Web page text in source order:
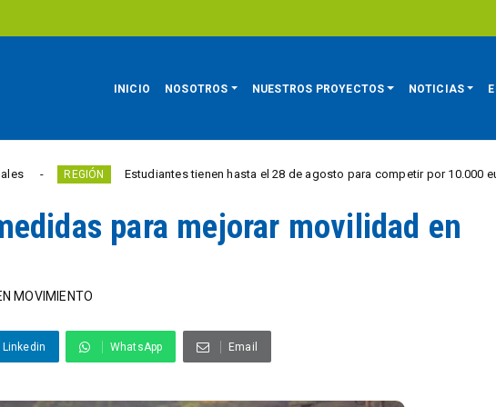
INICIO NOSOTROS NUESTROS PROYECTOS NOTICIAS
Estudiantes tienen hasta el 28 de agosto para competir por 10.000 euros en
para mejorar movilidad en
MOVIMIENTO
Linkedin WhatsApp Email